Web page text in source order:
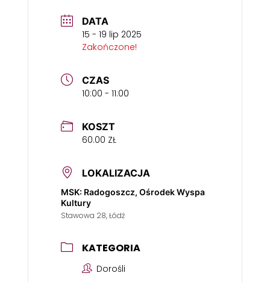
DATA
15 - 19 lip 2025
Zakończone!
CZAS
10:00 - 11:00
KOSZT
60.00 ZŁ
LOKALIZACJA
MSK: Radogoszcz, Ośrodek Wyspa
Kultury
Stawowa 28, Łódź
KATEGORIA
Dorośli